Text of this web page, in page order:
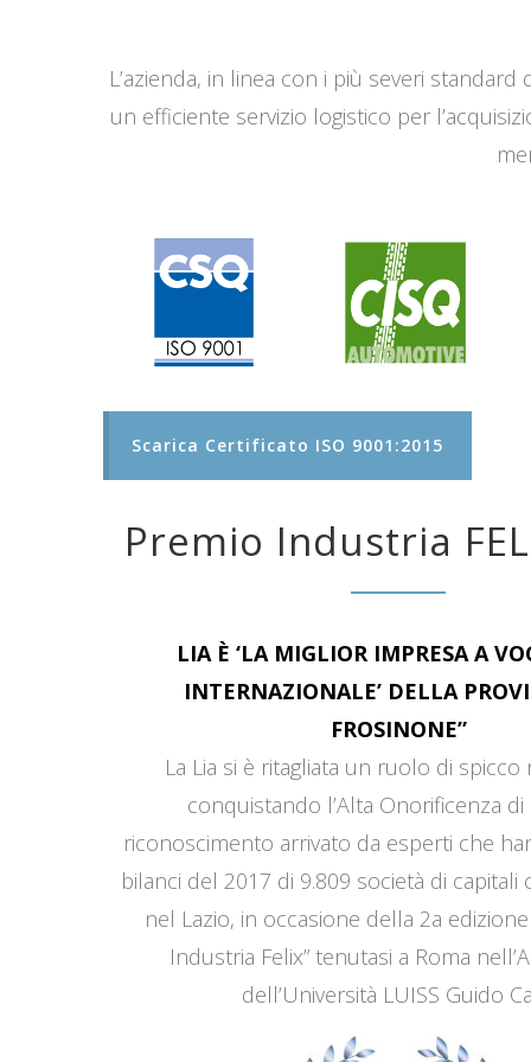
L’azienda, in linea con i più severi
un efficiente servizio logistico per
Scarica Certificato ISO 9001:2015
Premio Industria
LIA È ‘LA MIGLIOR IMPRESA A
INTERNAZIONALE’ DELLA
FROSINONE”
La Lia si è ritagliata un ruolo di
conquistando l’Alta Onorificenza di
riconoscimento arrivato da esperti che
bilanci del 2017 di 9.809 società di capitali
nel Lazio, in occasione della 2a
Industria Felix” tenutasi a Roma
dell’Università LUISS Guido